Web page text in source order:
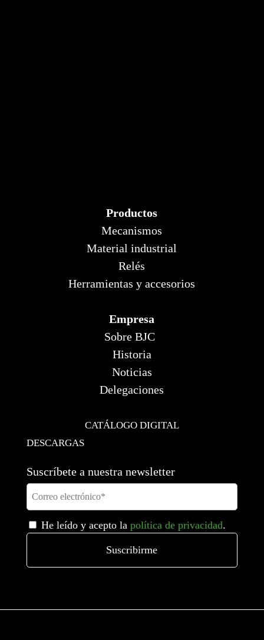
Productos
Mecanismos
Material industrial
Relés
Herramientas y accesorios
Empresa
Sobre BJC
Historia
Noticias
Delegaciones
CATÁLOGO DIGITAL
DESCARGAS
Suscríbete a nuestra newsletter
He leído y acepto la política de privacidad.